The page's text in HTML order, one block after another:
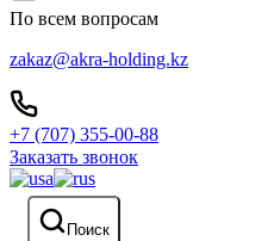
По всем вопросам
zakaz@akra-holding.kz
+7 (707) 355-00-88
Заказать звонок
Поиск